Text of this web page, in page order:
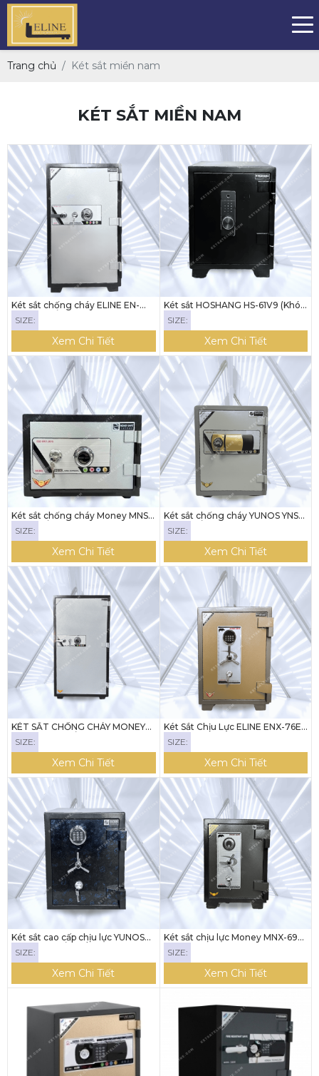
Trang chủ Két sắt miền nam
KÉT SẮT MIỀN NAM
Két sắt chống cháy ELINE EN-
SIZE:
Xem Chi Tiết
Két sắt HOSHANG HS-61V9 (Khóa
SIZE:
Xem Chi Tiết
Két sắt chống cháy Money MNS-
31C (KHÓA CƠ)
SIZE:
Xem Chi Tiết
Két sắt chống cháy YUNOS YNS-
52E (KHÓA ĐIỆN TỬ)
SIZE:
Xem Chi Tiết
KÉT SẮT CHỐNG CHÁY MONEY
SIZE:
Xem Chi Tiết
Két Sắt Chịu Lực ELINE ENX-76E
SIZE:
Xem Chi Tiết
Két sắt cao cấp chịu lực YUNOS
YNX-56F KHÓA VÂN TAY
SIZE:
Xem Chi Tiết
Két sắt chịu lực Money MNX-69
(Khóa cơ)
SIZE:
Xem Chi Tiết